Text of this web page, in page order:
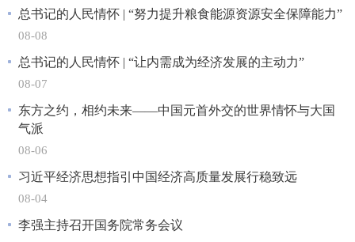
总书记的人民情怀 | “努力提升粮食能源资源安全保障能力”
08-08
总书记的人民情怀 | “让内需成为经济发展的主动力”
08-07
东方之约，相约未来——中国元首外交的世界情怀与大国
气派
08-06
习近平经济思想指引中国经济高质量发展行稳致远
08-04
李强主持召开国务院常务会议